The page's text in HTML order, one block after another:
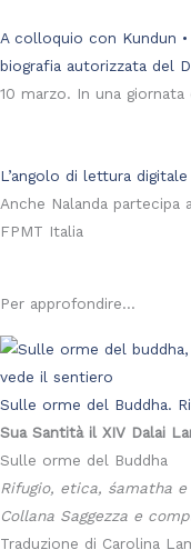
A colloquio con Kundun
biografia autorizzata del
10 marzo. In una
L’angolo di lettura digitale
Anche Nalanda
FPMT Italia
Per approfondire...
Sulle orme del Buddha.
Sua Santità il XIV Dalai
Sulle orme del Buddha
Rifugio, etica, śamatha e
Collana Saggezza e
Traduzione di Carolina